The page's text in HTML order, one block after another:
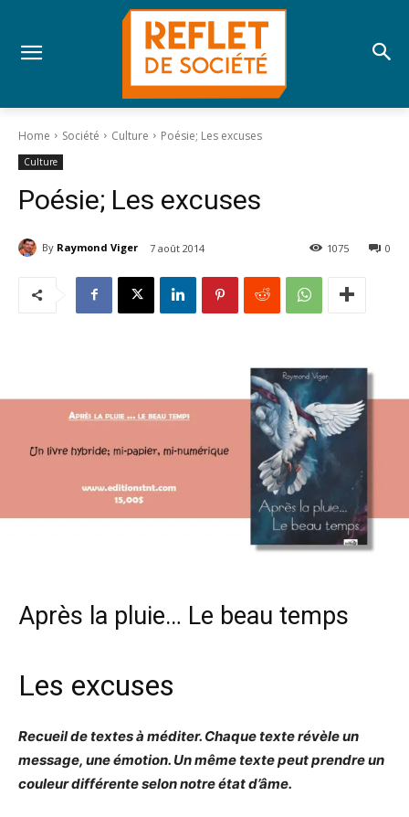
Home Société Culture Poésie; Les excuses
Culture
Poésie; Les excuses
By Raymond Viger 7 août 2014 0
1075
Après la pluie… Le beau temps
Les excuses
Recueil de textes à méditer. Chaque texte révèle un
message, une émotion. Un même texte peut prendre un
couleur différente selon notre état d’âme.